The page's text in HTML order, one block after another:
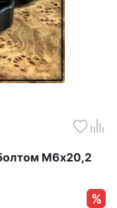
М6х20,2